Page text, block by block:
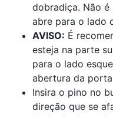
dobradiça. Não é
abre para o lado
AVISO: É
esteja na parte
para o lado
abertura da
Insira o pino no
direção que se